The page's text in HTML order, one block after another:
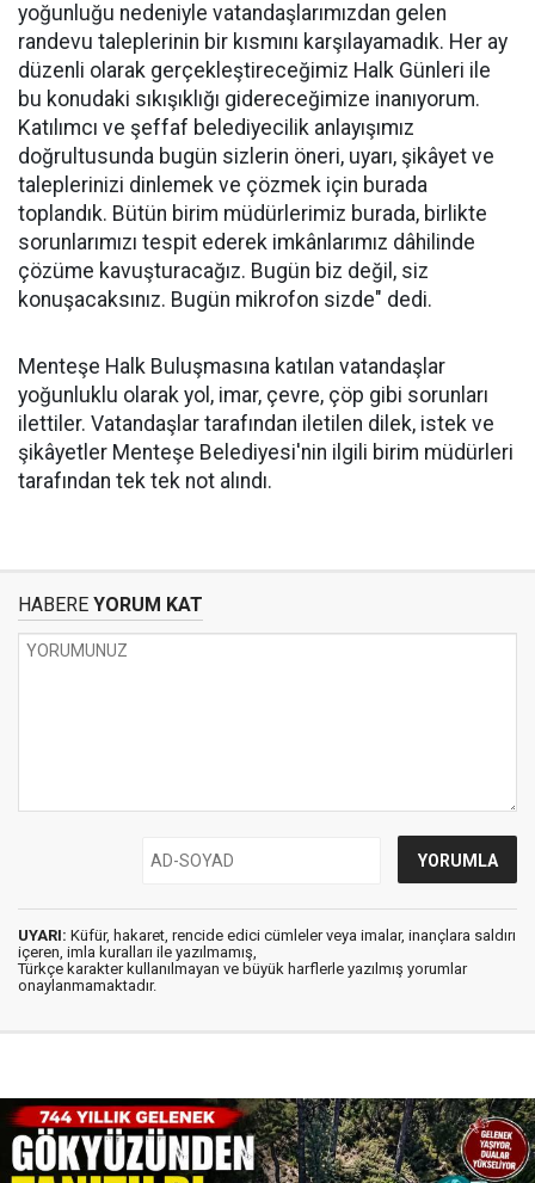
yoğunluğu nedeniyle vatandaşlarımızdan gelen
randevu taleplerinin bir kısmını karşılayamadık. Her ay
düzenli olarak gerçekleştireceğimiz Halk Günleri ile
bu konudaki sıkışıklığı gidereceğimize inanıyorum.
Katılımcı ve şeffaf belediyecilik anlayışımız
doğrultusunda bugün sizlerin öneri, uyarı, şikâyet ve
taleplerinizi dinlemek ve çözmek için burada
toplandık. Bütün birim müdürlerimiz burada, birlikte
sorunlarımızı tespit ederek imkânlarımız dâhilinde
çözüme kavuşturacağız. Bugün biz değil, siz
konuşacaksınız. Bugün mikrofon sizde" dedi.
Menteşe Halk Buluşmasına katılan vatandaşlar
yoğunluklu olarak yol, imar, çevre, çöp gibi sorunları
ilettiler. Vatandaşlar tarafından iletilen dilek, istek ve
şikâyetler Menteşe Belediyesi'nin ilgili birim müdürleri
tarafından tek tek not alındı.
HABERE YORUM KAT
UYARI: Küfür, hakaret, rencide edici cümleler veya imalar, inançlara saldırı
içeren, imla kuralları ile yazılmamış,
Türkçe karakter kullanılmayan ve büyük harflerle yazılmış yorumlar
onaylanmamaktadır.